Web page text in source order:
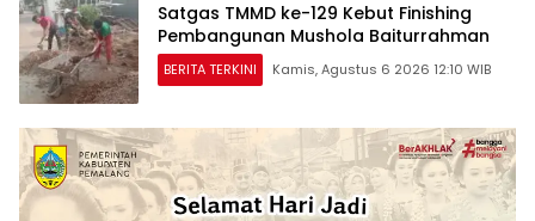
Satgas TMMD ke-129 Kebut Finishing
Pembangunan Mushola Baiturrahman
BERITA TERKINI Kamis, Agustus 6 2026 12:10 WIB